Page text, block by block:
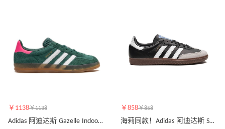
￥1138￥1138
Adidas 阿迪达斯 Gazelle Indoor 绿色绒面皮运动鞋
￥858￥858
海莉同款！Adidas 阿迪达斯 Samba 撞色运动鞋